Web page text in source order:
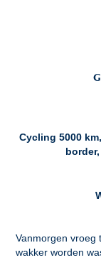
Cycling 5000
Vanmorgen vroeg
wakker worden